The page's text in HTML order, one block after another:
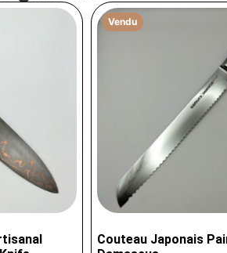
Vendu
Couteau Japonais